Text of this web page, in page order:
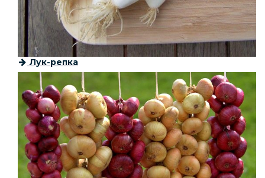
Лук-репка